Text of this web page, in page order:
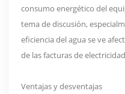
consumo energético del
tema de discusión,
eficiencia del agua se ve
de las facturas de
Ventajas y desventajas